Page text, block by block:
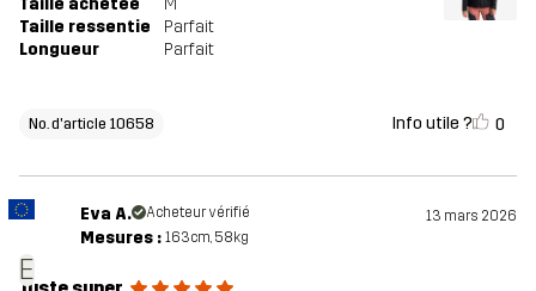
Taille achetée
M
Taille ressentie
Parfait
Longueur
Parfait
No. d'article 10658 Info utile ? 0
E
Eva A. Acheteur vérifié 13 mars 2026
Mesures : 163cm, 58kg